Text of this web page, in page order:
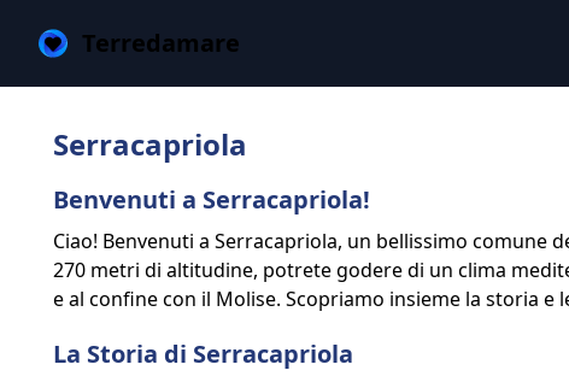
Terredamare
Serracapriola
Benvenuti a Serracapriola!
Ciao! Benvenuti a Serracapriola, un bellissimo comune
270 metri di altitudine, potrete godere di un clima
e al confine con il Molise. Scopriamo insieme la storia
La Storia di Serracapriola